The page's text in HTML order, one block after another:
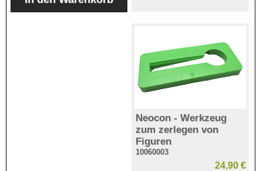
Neocon - Werkzeug
zum zerlegen von
Figuren
10060003
24,90 €